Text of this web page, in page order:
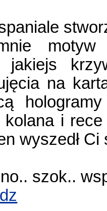
jakiejs
na
kolana i
wyszedł Ci
szok..